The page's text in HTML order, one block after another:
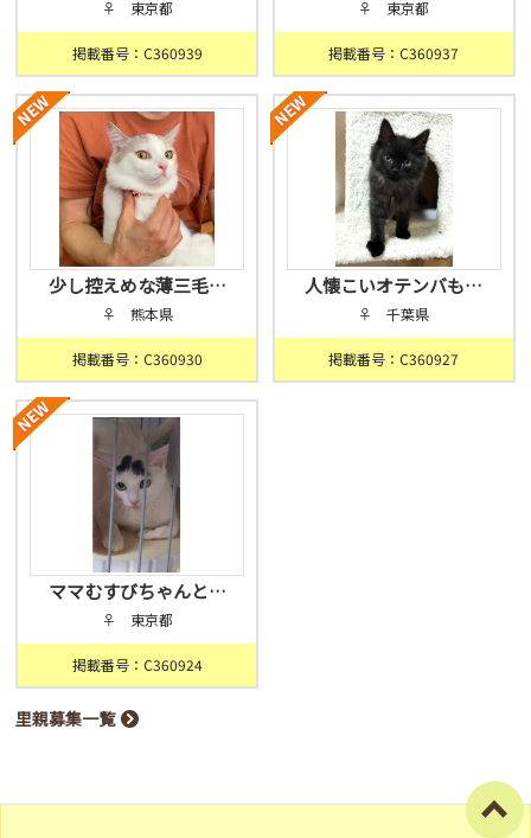
♀ 東京都
掲載番号：C360939
♀ 東京都
掲載番号：C360937
少し控えめな薄三毛…
♀ 熊本県
掲載番号：C360930
人懐こいオテンバも…
♀ 千葉県
掲載番号：C360927
ママむすびちゃんと…
♀ 東京都
掲載番号：C360924
里親募集一覧